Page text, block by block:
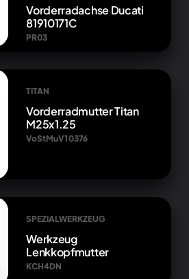
Vorderradachse Ducati
81910171C
PR03
TITAN
Vorderradmutter Titan
M25x1.25
VoStMuV1 0376
SPEZIALWERKZEUG
Werkzeug
Lenkkopfmutter
KCH4DN